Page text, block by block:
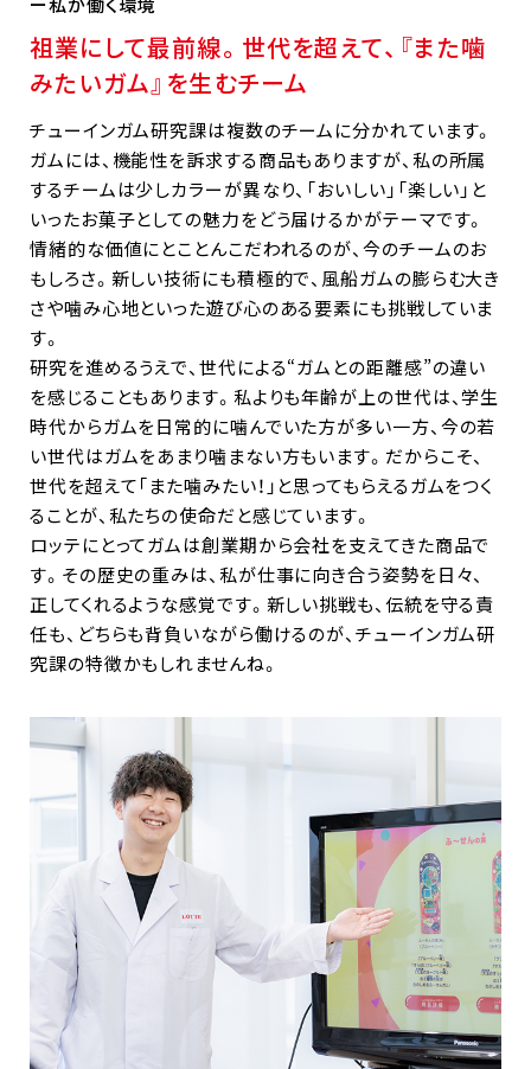
祖業にして最前線。世代を超えて、『また噛
みたいガム』を生むチーム
チューインガム研究課は複数のチームに分かれています。
ガムには、機能性を訴求する商品もありますが、私の所属
するチームは少しカラーが異なり、「おいしい」「楽しい」と
いったお菓子としての魅力をどう届けるかがテーマです。
情緒的な価値にとことんこだわれるのが、今のチームのお
もしろさ。新しい技術にも積極的で、風船ガムの膨らむ大き
さや噛み心地といった遊び心のある要素にも挑戦していま
す。
研究を進めるうえで、世代による“ガムとの距離感”の違い
を感じることもあります。私よりも年齢が上の世代は、学生
時代からガムを日常的に噛んでいた方が多い一方、今の若
い世代はガムをあまり噛まない方もいます。だからこそ、
世代を超えて「また噛みたい！」と思ってもらえるガムをつく
ることが、私たちの使命だと感じています。
ロッテにとってガムは創業期から会社を支えてきた商品で
す。その歴史の重みは、私が仕事に向き合う姿勢を日々、
正してくれるような感覚です。新しい挑戦も、伝統を守る責
任も、どちらも背負いながら働けるのが、チューインガム研
究課の特徴かもしれませんね。